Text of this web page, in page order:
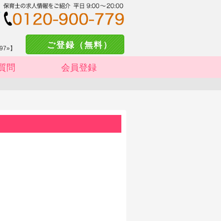
】 ご登録（無料）
問 会員登録